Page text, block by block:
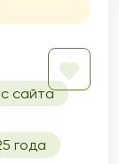
сайта
года